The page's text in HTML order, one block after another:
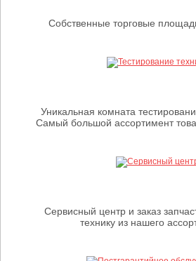
Собственные торговые
Уникальная комната
Самый большой ассортимент
Сервисный центр и заказ
технику из нашего